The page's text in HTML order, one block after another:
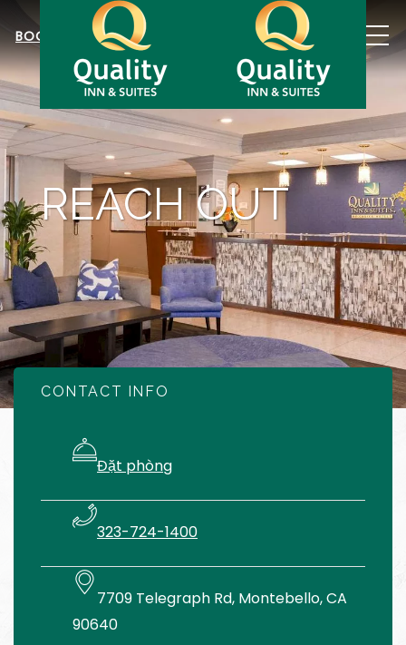
BOOK NOW
REACH OUT
CONTACT INFO
Đặt phòng
323-724-1400
7709 Telegraph Rd, Montebello, CA
90640